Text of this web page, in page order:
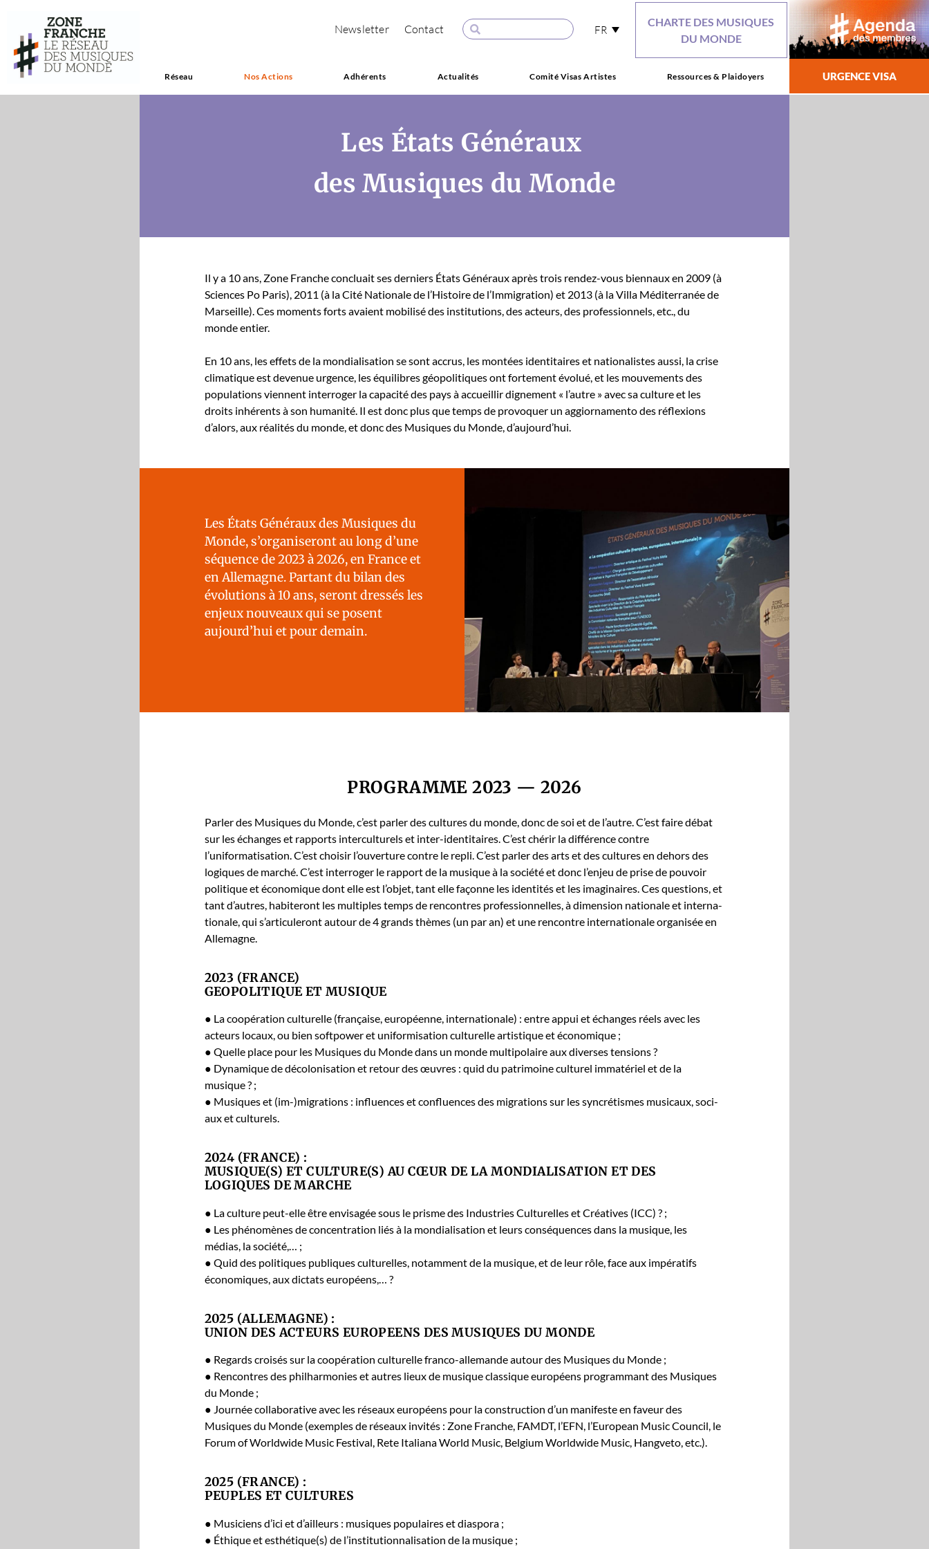
Newsletter Contact FR
CHARTE DES MUSIQUES
DU MONDE
Réseau Nos Actions Adhérents Actualités Comité Visas Artistes Ressources & Plaidoyers URGENCE VISA
Les États Généraux
des Musiques du Monde
Il y a 10 ans, Zone Franche con­clu­ait ses derniers États Généraux après trois ren­dez-vous bien­naux en 2009 (à
Sci­ences Po Paris), 2011 (à la Cité Nationale de l’Histoire de l’Immigration) et 2013 (à la Vil­la Méditer­ranée de
Mar­seille). Ces moments forts avaient mobil­isé des insti­tu­tions, des acteurs, des pro­fes­sion­nels, etc., du
monde entier.
En 10 ans, les effets de la mon­di­al­i­sa­tion se sont accrus, les mon­tées iden­ti­taires et nation­al­istes aus­si, la crise
cli­ma­tique est dev­enue urgence, les équili­bres géopoli­tiques ont forte­ment évolué, et les mou­ve­ments des
pop­u­la­tions vien­nent inter­roger la capac­ité des pays à accueil­lir digne­ment « l’autre » avec sa cul­ture et les
droits inhérents à son human­ité. Il est donc plus que temps de provo­quer un aggior­na­men­to des réflex­ions
d’alors, aux réal­ités du monde, et donc des Musiques du Monde, d’aujourd’hui.
Les États Généraux des Musiques du
Monde, s’organiseront au long d’une
séquence de 2023 à 2026, en France et
en Alle­magne. Par­tant du bilan des
évo­lu­tions à 10 ans, seront dressés les
enjeux nou­veaux qui se posent
aujourd’hui et pour demain.
PROGRAMME 2023 — 2026
Par­ler des Musiques du Monde, c’est par­ler des cul­tures du monde, donc de soi et de l’autre. C’est faire débat
sur les échanges et rap­ports inter­cul­turels et inter-iden­ti­taires. C’est chérir la dif­férence con­tre
l’uniformatisation. C’est choisir l’ouverture con­tre le repli. C’est par­ler des arts et des cul­tures en dehors des
logiques de marché. C’est inter­roger le rap­port de la musique à la société et donc l’enjeu de prise de pou­voir
poli­tique et économique dont elle est l’objet, tant elle façonne les iden­tités et les imag­i­naires. Ces ques­tions, et
tant d’autres, habiteront les mul­ti­ples temps de ren­con­tres pro­fes­sion­nelles, à dimen­sion nationale et inter­na­
tionale, qui s’articuleront autour de 4 grands thèmes (un par an) et une ren­con­tre inter­na­tionale organ­isée en
Alle­magne.
2023 (FRANCE)
GEOPOLITIQUE ET MUSIQUE
● La coopéra­tion cul­turelle (française, européenne, inter­na­tionale) : entre appui et échanges réels avec les
acteurs locaux, ou bien soft­pow­er et uni­formi­sa­tion cul­turelle artis­tique et économique ;
● Quelle place pour les Musiques du Monde dans un monde mul­ti­po­laire aux divers­es ten­sions ?
● Dynamique de décoloni­sa­tion et retour des œuvres : quid du pat­ri­moine cul­turel immatériel et de la
musique ? ;
● Musiques et (im-)migrations : influ­ences et con­flu­ences des migra­tions sur les syn­crétismes musi­caux, soci­
aux et cul­turels.
2024 (FRANCE) :
MUSIQUE(S) ET CULTURE(S) AU CŒUR DE LA MONDIALISATION ET DES
LOGIQUES DE MARCHE
● La cul­ture peut-elle être envis­agée sous le prisme des Indus­tries Cul­turelles et Créa­tives (ICC) ? ;
● Les phénomènes de con­cen­tra­tion liés à la mon­di­al­i­sa­tion et leurs con­séquences dans la musique, les
médias, la société,… ;
● Quid des poli­tiques publiques cul­turelles, notam­ment de la musique, et de leur rôle, face aux impérat­ifs
économiques, aux dic­tats européens,… ?
2025 (ALLEMAGNE) :
UNION DES ACTEURS EUROPEENS DES MUSIQUES DU MONDE
● Regards croisés sur la coopéra­tion cul­turelle fran­co-alle­mande autour des Musiques du Monde ;
● Ren­con­tres des phil­har­monies et autres lieux de musique clas­sique européens pro­gram­mant des Musiques
du Monde ;
● Journée col­lab­o­ra­tive avec les réseaux européens pour la con­struc­tion d’un man­i­feste en faveur des
Musiques du Monde (exem­ples de réseaux invités : Zone Franche, FAMDT, l’EFN, l’European Music Coun­cil, le
Forum of World­wide Music Fes­ti­val, Rete Ital­iana World Music, Bel­gium World­wide Music, Hangve­to, etc.).
2025 (FRANCE) :
PEUPLES ET CULTURES
● Musi­ciens d’ici et d’ailleurs : musiques pop­u­laires et dias­po­ra ;
● Éthique et esthétique(s) de l’institutionnalisation de la musique ;